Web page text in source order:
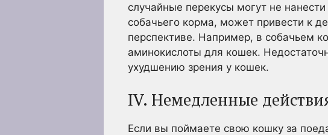
случайные перекусы могут не
собачьего корма, может привести к
перспективе. Например, в собачьем
аминокислоты для кошек.
ухудшению зрения у кошек.
IV. Немедленные
Если вы поймаете свою кошку за